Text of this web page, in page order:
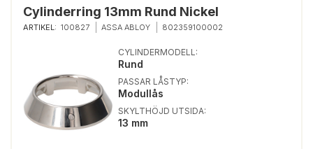
Cylinderring 13mm Rund Nickel
ARTIKEL: 100827 ASSA ABLOY 802359100002
CYLINDERMODELL:
Rund
PASSAR LÅSTYP:
Modullås
SKYLTHÖJD UTSIDA:
13 mm